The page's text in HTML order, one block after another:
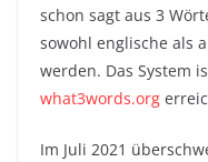
schon sagt aus 3
sowohl englische als
werden. Das System
what3words.org
Im Juli 2021